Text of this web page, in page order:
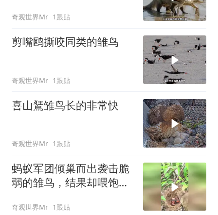
奇观世界Mr 1跟贴
剪嘴鸥撕咬同类的雏鸟
奇观世界Mr 1跟贴
喜山鵟雏鸟长的非常快
奇观世界Mr 1跟贴
蚂蚁军团倾巢而出袭击脆
弱的雏鸟，结果却喂饱了
奇观世界Mr 1跟贴